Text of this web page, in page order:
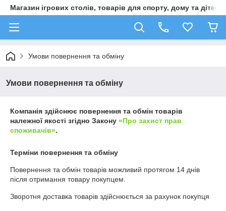
Магазин ігрових столів, товарів для спорту, дому та дітей
Умови повернення та обміну
Умови повернення та обміну
Компанія здійснює повернення та обмін товарів
належної якості згідно Закону «Про захист прав
споживачів».
Терміни повернення та обміну
Повернення та обмін товарів можливий протягом 14 днів
після отримання товару покупцем.
Зворотня доставка товарів здійснюється за рахунок покупця